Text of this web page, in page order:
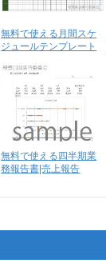
無料で使える月間スケ
ジュールテンプレート
無料で使える四半期業
務報告書|売上報告